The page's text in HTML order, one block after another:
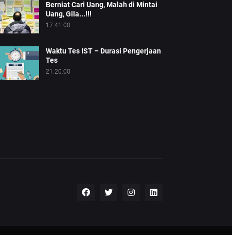
Berniat Cari Uang, Malah di Mintai
Uang, Gila...!!!
17.41.00
Waktu Tes IST – Durasi Pengerjaan
Tes
21.20.00